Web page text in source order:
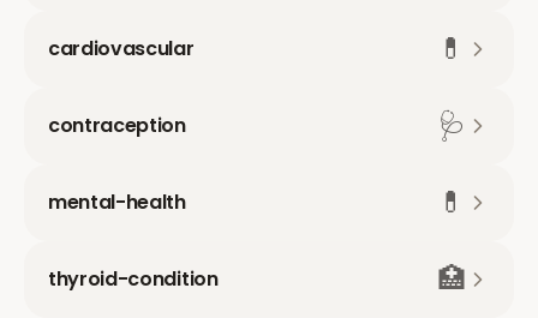
cardiovascular 💊
contraception 🩺
mental-health 💊
thyroid-condition 🏥